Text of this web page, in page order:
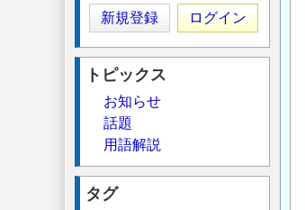
新規登録 ログイン
トピックス
お知らせ
話題
用語解説
タグ